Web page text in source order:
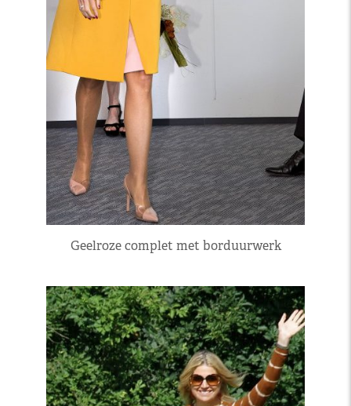
Geelroze complet met borduurwerk